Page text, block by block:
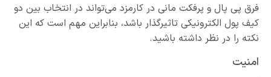
فرق پی پال و پرفکت مانی در کارمزد می‌تواند در انتخاب بین دو
کیف پول الکترونیکی تاثیرگذار باشد، بنابراین مهم است که این
نکته را در نظر داشته باشید.
امنیت